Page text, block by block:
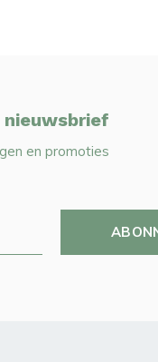
nieuwsbrief
en promoties